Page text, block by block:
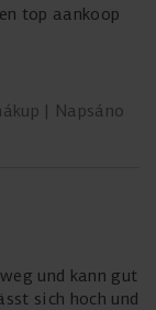
top aankoop
Napsáno
und kann gut
sich hoch und